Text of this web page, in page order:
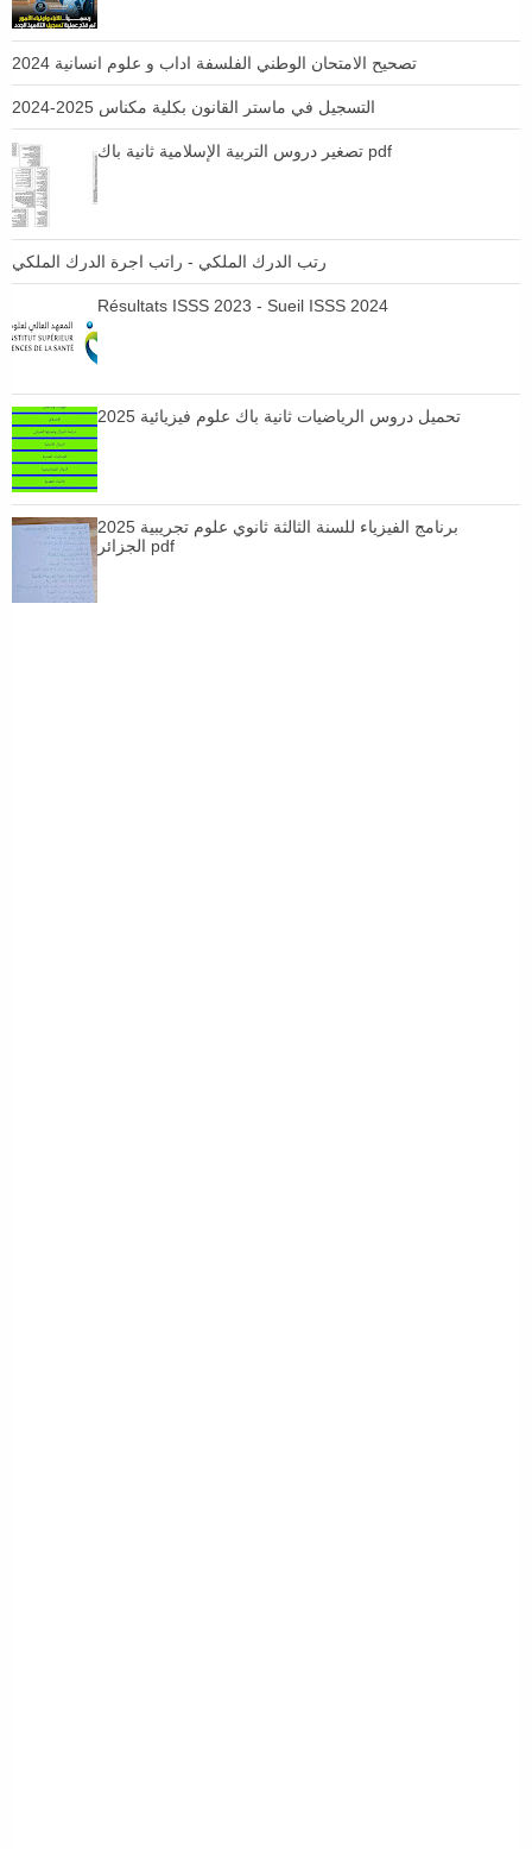
تصحيح الامتحان الوطني الفلسفة اداب و علوم انسانية 2024
التسجيل في ماستر القانون بكلية مكناس 2025-2024
تصغير دروس التربية الإسلامية ثانية باك pdf
رتب الدرك الملكي - راتب اجرة الدرك الملكي
Résultats ISSS 2023 - Sueil ISSS 2024
تحميل دروس الرياضيات ثانية باك علوم فيزيائية 2025
برنامج الفيزياء للسنة الثالثة ثانوي علوم تجريبية 2025
الجزائر pdf